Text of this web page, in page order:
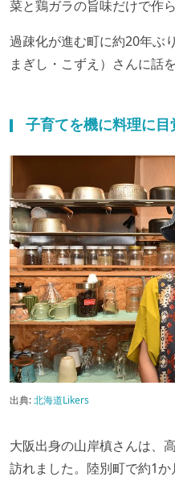
菜と鶏ガラの旨味だけで作
過疎化が進む町に約20年ぶ
まぎし・こずえ）さんに話
子育てを機に料理に目
出典:北海道Likers
大阪出身の山岸槙さんは、
訪れました。陸別町で約1